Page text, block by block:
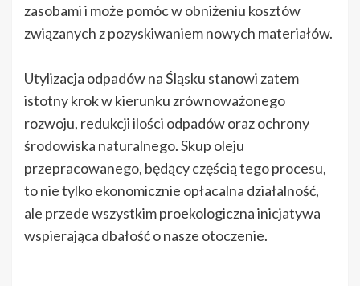
zasobami i może pomóc w obniżeniu kosztów
związanych z pozyskiwaniem nowych materiałów.
Utylizacja odpadów na Śląsku stanowi zatem
istotny krok w kierunku zrównoważonego
rozwoju, redukcji ilości odpadów oraz ochrony
środowiska naturalnego. Skup oleju
przepracowanego, będący częścią tego procesu,
to nie tylko ekonomicznie opłacalna działalność,
ale przede wszystkim proekologiczna inicjatywa
wspierająca dbałość o nasze otoczenie.